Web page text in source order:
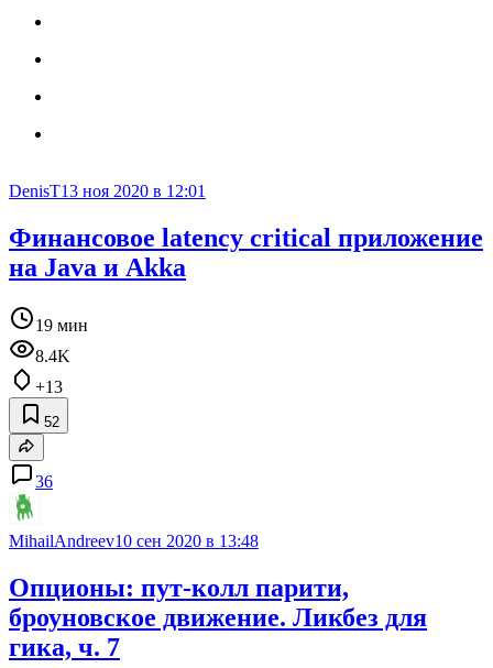
DenisT13 ноя 2020 в 12:01
Финансовое latency critical приложение
на Java и Akka
19 мин
8.4K
+13
52
36
MihailAndreev10 сен 2020 в 13:48
Опционы: пут-колл парити,
броуновское движение. Ликбез для
гика, ч. 7